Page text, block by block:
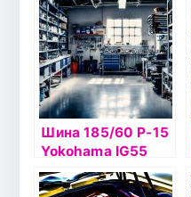
Шина 185/60 Р-15
Yokohama IG55
88Т б/к шип